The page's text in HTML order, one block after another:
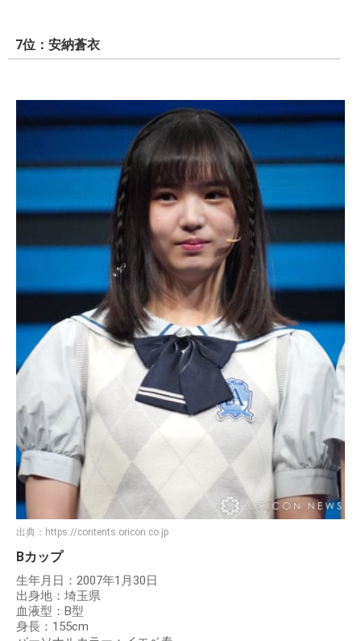
7位：安納蒼衣
出典： https://contents.oricon.co.jp
Bカップ
生年月日：2007年1月30日
出身地：埼玉県
血液型：B型
身長：155cm